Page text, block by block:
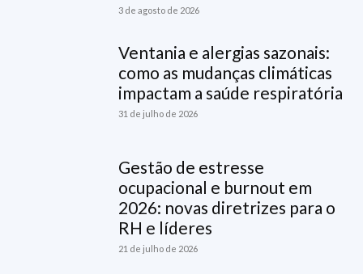
3 de agosto de 2026
Ventania e alergias sazonais:
como as mudanças climáticas
impactam a saúde respiratória
31 de julho de 2026
Gestão de estresse
ocupacional e burnout em
2026: novas diretrizes para o
RH e líderes
21 de julho de 2026